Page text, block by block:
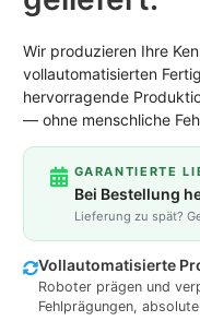
Wir produzieren Ihre
vollautomatisierten
hervorragende
— ohne menschliche
GARANTIERTE
Bei Bestellung
Lieferung zu spät?
Vollautomatisierte
Roboter prägen und
Fehlprägungen,